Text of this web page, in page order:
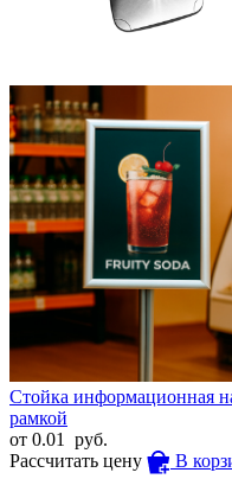
Стойка информационная
рамкой
от 0.01
руб.
Рассчитать цену
В